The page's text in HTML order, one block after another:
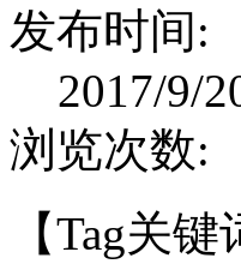
发布时间:
2017/9/
浏览次数:
【Tag关键